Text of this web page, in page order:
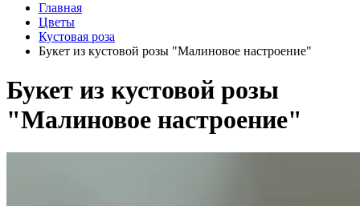
Главная
Цветы
Кустовая роза
Букет из кустовой розы "Малиновое настроение"
Букет из кустовой розы
"Малиновое настроение"